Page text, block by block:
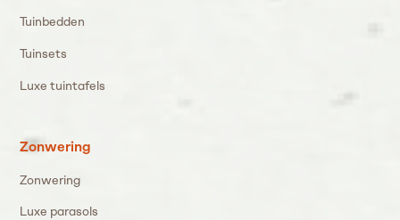
Tuinbedden
Tuinsets
Luxe tuintafels
Zonwering
Zonwering
Luxe parasols